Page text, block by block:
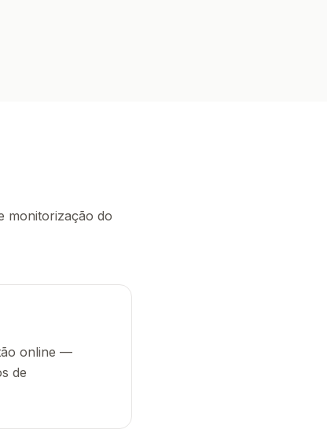
monitorização do
online —
de